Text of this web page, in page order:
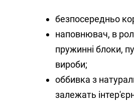
безпосередньо
наповнювач, в
пружинні блоки,
вироби;
оббивка з
залежать